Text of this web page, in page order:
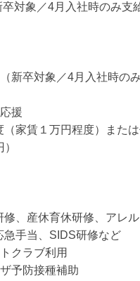
対象／4月入社時のみ支
新卒対象／4月入社時のみ
援
（家賃１万円程度）また
、産休育休研修、アレル
急手当、SIDS研修など
クラブ利用
予防接種補助